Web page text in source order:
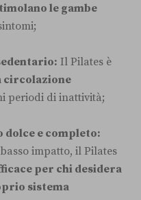
le gambe
Il Pilates è
circolazione
periodi di inattività;
dolce e completo:
impatto, il Pilates
per chi desidera
sistema